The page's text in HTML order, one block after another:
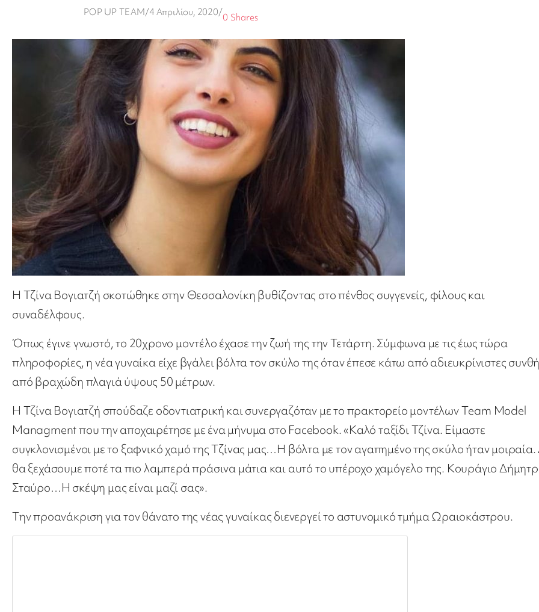
POP UP TEAM/4 Απριλίου, 2020/ Shares
0
Η Τζίνα Βογιατζή σκοτώθηκε στην Θεσσαλονίκη βυθίζοντας στο πένθος συγγενείς, φίλους και
συναδέλφους.
Όπως έγινε γνωστό, το 20χρονο μοντέλο έχασε την ζωή της την Τετάρτη. Σύμφωνα με τις έως τώρα
πληροφορίες, η νέα γυναίκα είχε βγάλει βόλτα τον σκύλο της όταν έπεσε κάτω από αδιευκρίνιστες
από βραχώδη πλαγιά ύψους 50 μέτρων.
Η Τζίνα Βογιατζή σπούδαζε οδοντιατρική και συνεργαζόταν με το πρακτορείο μοντέλων Τeam Model
Managment που την αποχαιρέτησε με ένα μήνυμα στο Facebook. «Καλό ταξίδι Τζίνα. Είμαστε
συγκλονισμένοι με το ξαφνικό χαμό της Τζίνας μας…Η βόλτα με τον αγαπημένο της σκύλο ήταν μοιραία.
θα ξεχάσουμε ποτέ τα πιο λαμπερά πράσινα μάτια και αυτό το υπέροχο χαμόγελο της. Κουράγιο
Σταύρο…Η σκέψη μας είναι μαζί σας».
Tην προανάκριση για τον θάνατο της νέας γυναίκας διενεργεί το αστυνομικό τμήμα Ωραιοκάστρου.